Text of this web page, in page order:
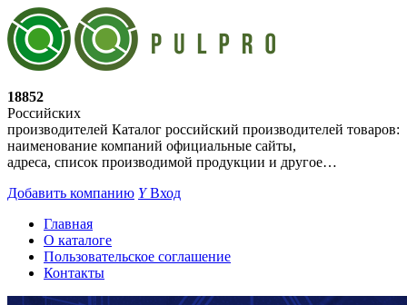
18852
Российских
производителей Каталог российский производителей товаров:
наименование компаний официальные сайты,
адреса, список производимой продукции и другое…
Добавить компанию YВход
Главная
О каталоге
Пользовательское соглашение
Контакты